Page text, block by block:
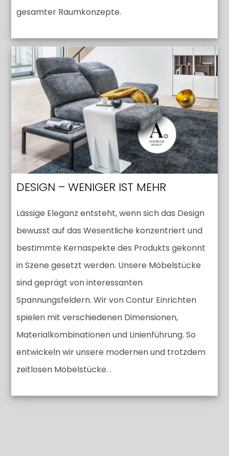
gesamter Raumkonzepte.
DESIGN – WENIGER IST MEHR
Lässige Eleganz entsteht, wenn sich das Design
bewusst auf das Wesentliche konzentriert und
bestimmte Kernaspekte des Produkts gekonnt
in Szene gesetzt werden. Unsere Möbelstücke
sind geprägt von interessanten
Spannungsfeldern. Wir von Contur Einrichten
spielen mit verschiedenen Dimensionen,
Materialkombinationen und Linienführung. So
entwickeln wir unsere modernen und trotzdem
zeitlosen Möbelstücke. .